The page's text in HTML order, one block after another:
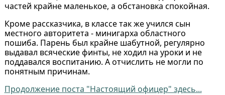
частей крайне маленькое, а обстановка спокойная.
Кроме рассказчика, в классе так же учился сын
местного авторитета - минигарха областного
пошиба. Парень был крайне шабутной, регулярно
выдавал всяческие финты, не ходил на уроки и не
поддавался воспитанию. А отчислить не могли по
понятным причинам.
Продолжение поста "Настоящий офицер" здесь...